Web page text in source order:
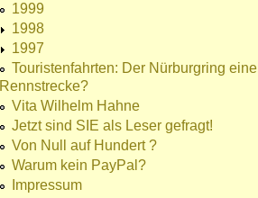
1999
1998
1997
Touristenfahrten: Der Nürburgring eine
Rennstrecke?
Vita Wilhelm Hahne
Jetzt sind SIE als Leser gefragt!
Von Null auf Hundert ?
Warum kein PayPal?
Impressum